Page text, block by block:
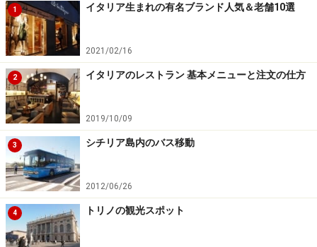
1 イタリア生まれの有名ブランド人気＆老舗10選
2021/02/16
2 イタリアのレストラン 基本メニューと注文の仕方
2019/10/09
3 シチリア島内のバス移動
2012/06/26
4 トリノの観光スポット